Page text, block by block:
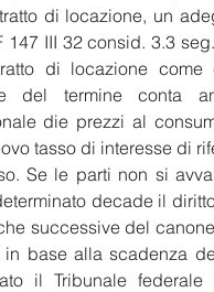
di locazione, un
III 32 consid. 3.3
di locazione
del termine conta
die prezzi al
tasso di interesse di
Se le parti non si
decade il
successive del
base alla scadenza
il Tribunale